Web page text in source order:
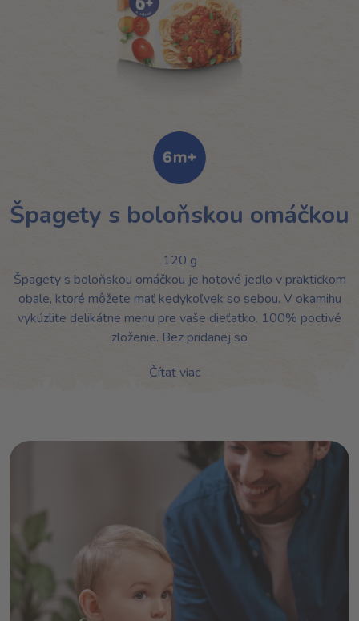
Špagety s boloňskou omáčkou
120 g
Špagety s boloňskou omáčkou je hotové jedlo v praktickom
obale, ktoré môžete mať kedykoľvek so sebou. V okamihu
vykúzlite delikátne menu pre vaše dieťatko. 100% poctivé
zloženie. Bez pridanej so
Čítať viac